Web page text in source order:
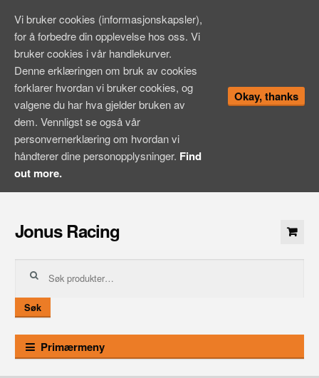
innhold
Jonus Racing
etter:
Søk
Primærmeny
Vi bruker cookies (informasjonskapsler),
for å forbedre din opplevelse hos oss. Vi
bruker cookies i vår handlekurver.
Denne erklæringen om bruk av cookies
forklarer hvordan vi bruker cookies, og
valgene du har hva gjelder bruken av
dem. Vennligst se også vår
personvernerklæring om hvordan vi
håndterer dine personopplysninger. Find
out more.
Okay, thanks